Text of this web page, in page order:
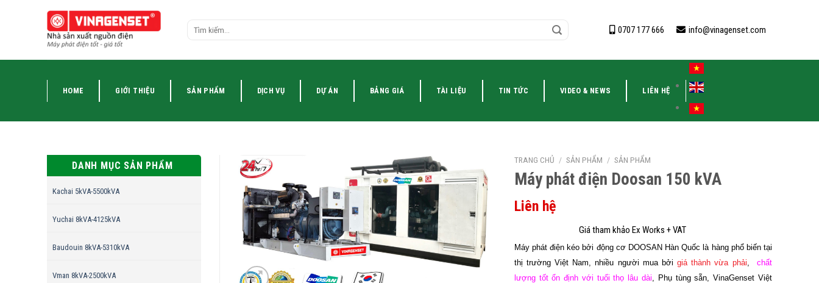
0707 177 666 info@vinagenset.com
HOME GIỚI THIỆU SẢN PHẨM DỊCH VỤ DỰ ÁN BẢNG GIÁ TÀI LIỆU TIN TỨC VIDEO & NEWS LIÊN HỆ
DANH MỤC SẢN PHẨM
Kachai 5kVA-5500kVA
Yuchai 8kVA-4125kVA
Baudouin 8kVA-5310kVA
Vman 8kVA-2500kVA
TRANG CHỦ / SẢN PHẨM / SẢN PHẨM
Máy phát điện Doosan 150 kVA
Liên hệ
Máy phát điện kéo bởi động cơ DOOSAN Hàn Quốc là hàng phổ biến tại
thị trường Việt Nam, nhiều người mua bởigiá thành vừa phải ,chất
lượng tốt ổn định với tuổi thọ lâu dài , Phụ tùng sẵn, VinaGenset Việt